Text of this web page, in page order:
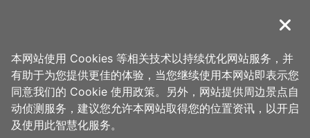
導覽
首页 > 想去的地方 > 美食、购物 > 三宝冰事 BAO 3 ICE
三宝冰事 BAO 3 ICE 周
关闭
本网站使用 Cookies 等相关技术以持续优化网站服务，并
有助于为您提供更佳的体验，当您继续使用本网站即表示您
同意我们的 Cookie 使用政策。另外，网站提供周边景点自
动侦测服务，建议您允许本网站取得您的位置资讯，以开启
及使用此智慧化服务。